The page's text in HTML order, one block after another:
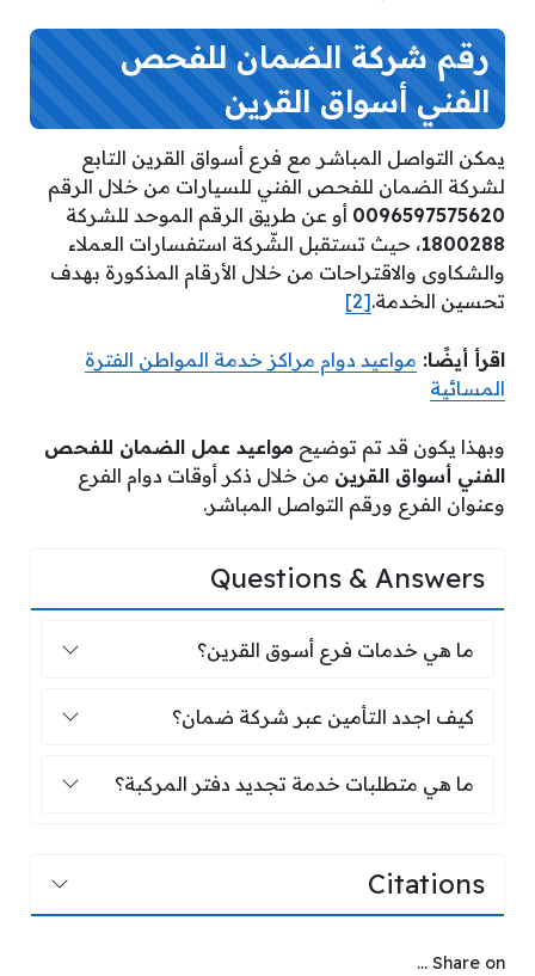
رقم شركة الضمان للفحص
الفني أسواق القرين
يمكن التواصل المباشر مع فرع أسواق القرين التابع
لشركة الضمان للفحص الفني للسيارات من خلال الرقم
0096597575620 أو عن طريق الرقم الموحد للشركة
1800288، حيث تستقبل الشّركة استفسارات العملاء
والشكاوى والاقتراحات من خلال الأرقام المذكورة بهدف
تحسين الخدمة.[2]
اقرأ أيضًا: مواعيد دوام مراكز خدمة المواطن الفترة
المسائية
وبهذا يكون قد تم توضيح مواعيد عمل الضمان للفحص
الفني أسواق القرين من خلال ذكر أوقات دوام الفرع
وعنوان الفرع ورقم التواصل المباشر.
Questions & Answers
ما هي خدمات فرع أسوق القرين؟
ما هي خدمات فرع أسوق القرين؟
كيف اجدد التأمين عبر شركة ضمان؟
كيف اجدد التأمين عبر شركة ضمان؟
ما هي متطلبات خدمة تجديد دفتر
ما هي متطلبات خدمة تجديد دفتر المركبة؟
Citations
Share on ...